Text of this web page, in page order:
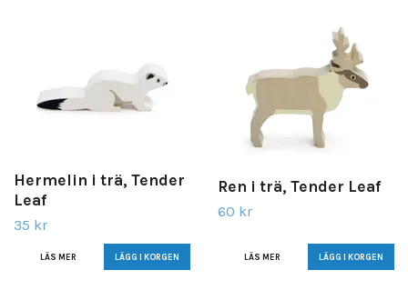
Hermelin i trä, Tender
Leaf
35 kr
LÄS MER
Ren i trä, Tender Leaf
60 kr
LÄS MER